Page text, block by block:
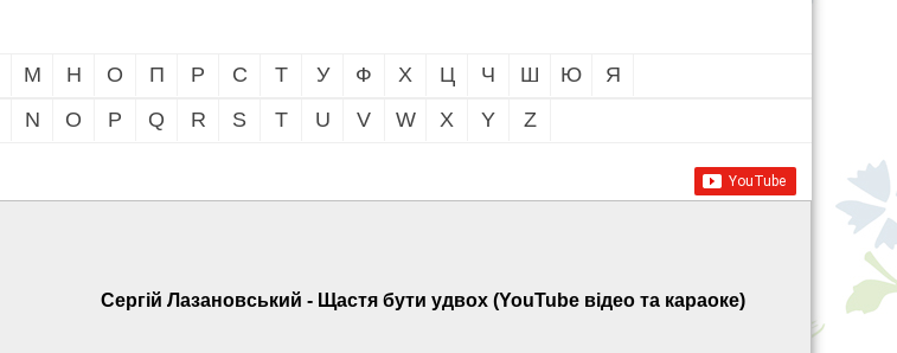
М Н О П Р С Т У Ф Х Ц Ч Ш Ю
Я
N O P Q R S T U V W X Y Z
Сергій Лазановський - Щастя бути удвох (YouTube відео та караоке)